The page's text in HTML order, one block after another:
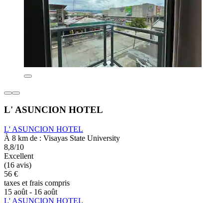
L' ASUNCION HOTEL
L' ASUNCION HOTEL
À 8 km de : Visayas State University
8,8/10
Excellent
(16 avis)
56 €
taxes et frais compris
15 août - 16 août
L' ASUNCION HOTEL